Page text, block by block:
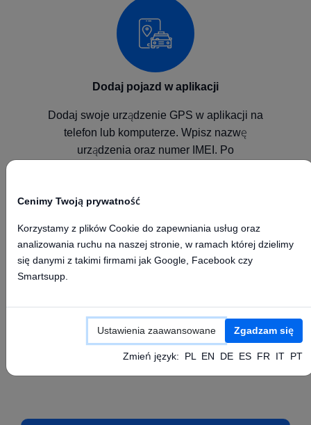
Dodaj pojazd w aplikacji
Dodaj swoje urządzenie GPS w aplikacji na
telefon lub komputerze. Wpisz nazwę
urządzenia oraz numer IMEI. Po
Skonfiguruj swoje urządzenie GPS zgodnie z
instrukcją producenta ustawiając powyższe
wartości APN, Serwer oraz Port.
Cenimy Twoją prywatność
Korzystamy z plików Cookie do zapewniania usług oraz
analizowania ruchu na naszej stronie, w ramach której dzielimy
się danymi z takimi firmami jak Google, Facebook czy
Smartsupp.
Ustawienia zaawansowane Zgadzam się
Zmień język: PL EN DE ES FR IT PT